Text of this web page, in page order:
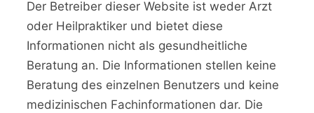
Der Betreiber dieser Website ist weder Arzt
oder Heilpraktiker und bietet diese
Informationen nicht als gesundheitliche
Beratung an. Die Informationen stellen keine
Beratung des einzelnen Benutzers und keine
medizinischen Fachinformationen dar. Die